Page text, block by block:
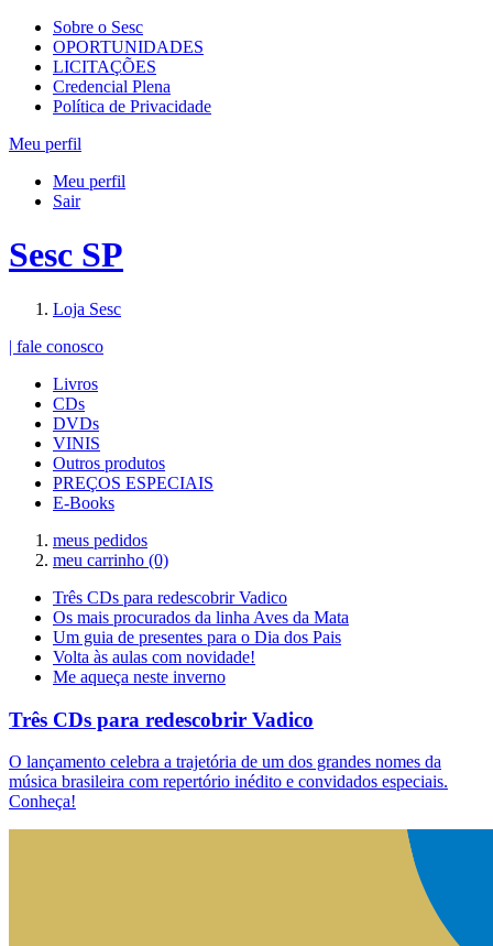
Sobre o Sesc
OPORTUNIDADES
LICITAÇÕES
Credencial Plena
Política de Privacidade
Meu perfil
Meu perfil
Sair
Sesc SP
Loja Sesc
| fale conosco
Livros
CDs
DVDs
VINIS
Outros produtos
PREÇOS ESPECIAIS
E-Books
meus pedidos
meu carrinho (0)
Três CDs para redescobrir Vadico
Os mais procurados da linha Aves da Mata
Um guia de presentes para o Dia dos Pais
Volta às aulas com novidade!
Me aqueça neste inverno
Três CDs para redescobrir Vadico
O lançamento celebra a trajetória de um dos grandes nomes da
música brasileira com repertório inédito e convidados especiais.
Conheça!